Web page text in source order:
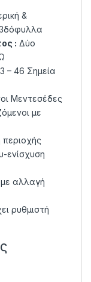
&
: Δύο
– 46 Σημεία
Μεντεσέδες
με
περιοχής
ενίσχυση
αλλαγή
ρυθμιστή